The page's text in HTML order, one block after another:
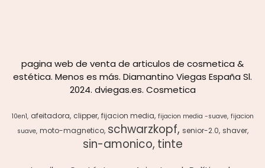
pagina web de venta de articulos de cosmetica &
estética. Menos es más. Diamantino Viegas España Sl.
2024. dviegas.es. Cosmetica
10en1 afeitadora clipper fijacion media fijacion media -suave fijacion
suave moto-magnetico schwarzkopf senior-2.0 shaver
sin-amonico tinte